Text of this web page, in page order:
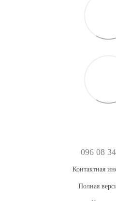
096 08
Контактная
Полная